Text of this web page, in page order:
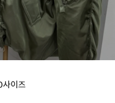
사이즈